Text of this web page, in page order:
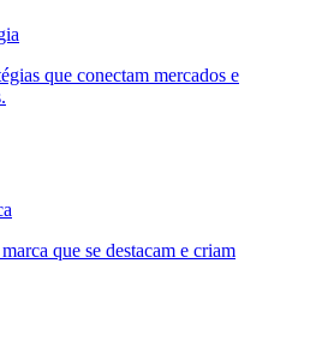
que conectam mercados e
que se destacam e criam